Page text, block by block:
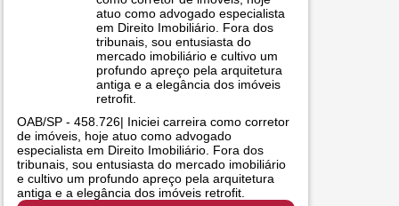
atuo como advogado especialista
em Direito Imobiliário. Fora dos
tribunais, sou entusiasta do
mercado imobiliário e cultivo um
profundo apreço pela arquitetura
antiga e a elegância dos imóveis
retrofit.
OAB/SP - 458.726| Iniciei carreira como corretor
de imóveis, hoje atuo como advogado
especialista em Direito Imobiliário. Fora dos
tribunais, sou entusiasta do mercado imobiliário
e cultivo um profundo apreço pela arquitetura
antiga e a elegância dos imóveis retrofit.